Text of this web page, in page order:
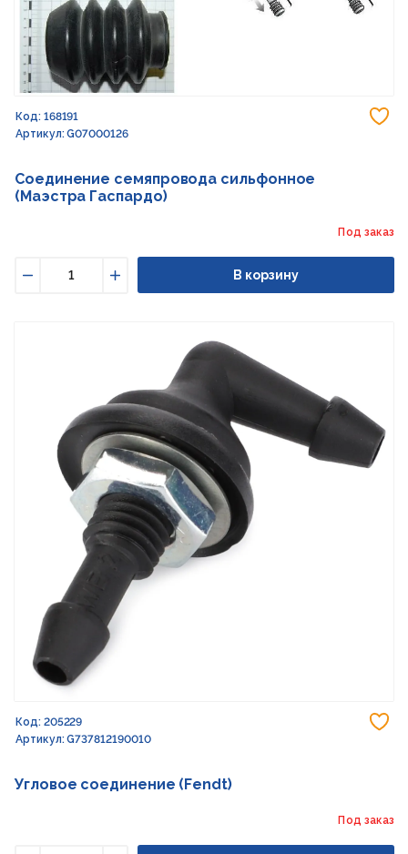
Код: 168191
Артикул: G07000126
Соединение семяпровода сильфонное
(Маэстра Гаспардо)
Под заказ
Увеличить
В корзину
Код: 205229
Артикул: G737812190010
Угловое соединение (Fendt)
Под заказ